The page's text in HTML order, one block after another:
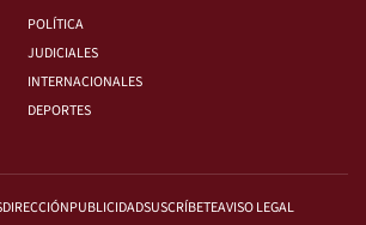
POLÍTICA
JUDICIALES
INTERNACIONALES
DEPORTES
DIRECCIÓNPUBLICIDADSUSCRÍBETEAVISO LEGAL